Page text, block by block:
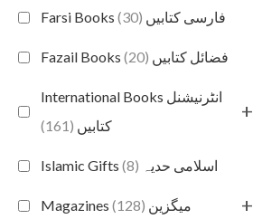
Farsi Books فارسی کتابیں (30)
Fazail Books فضائل کتابیں (20)
International Books انٹرنیشنل
کتابیں (161)
+
Islamic Gifts اسلامی حدیہ (8)
Magazines میگزین (128) +